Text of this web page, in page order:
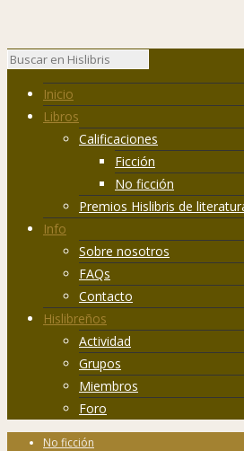
Inicio
Libros
Calificaciones
Ficción
No ficción
Premios Hislibris de
Info
Sobre nosotros
FAQs
Contacto
Hislibreños
Actividad
Grupos
Miembros
Foro
No ficción